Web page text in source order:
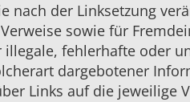
der Linksetzung
sowie für
fehlerhafte oder
dargebotener
Links auf die jeweilige